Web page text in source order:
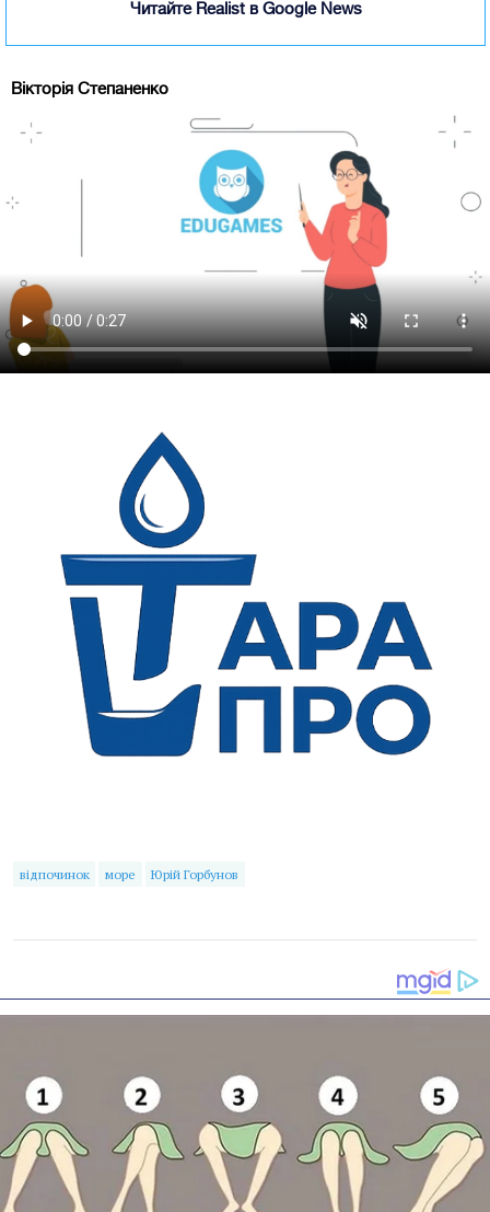
Читайте Realist в Google News
Вікторія Степаненко
відпочинок море Юрій Горбунов